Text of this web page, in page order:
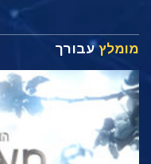
מומלץעבורך